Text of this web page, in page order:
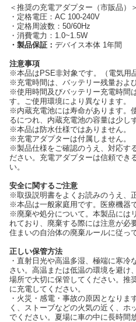
＜推奨の充電アダプター（市販品）＞
・定格電圧：AC 100-240V
・定格周波数：50/60Hz
・消費電力：1.0~1.5W
・製品保証： デバイス本体 1年間
注意事項
※本品はPSE非対象です。（電気用
※充電時間は、バッテリー残量およ
※使用時間及びバッテリー充電時間
す。ご使用環境により異なります。
※内蔵充電池には寿命があります。
るにつれ、内蔵充電池の容量は少し
※本品は防水仕様ではありません。
※充電アダプターは付属しません。
※製品仕様をご確認のうえ、対応す
ださい。充電アダプターは信頼でき
い。
安全に関するご注意
※取扱説明書をよくお読みのうえ、
※本品は一般家庭用です。医療機器
※廃棄や処分について。本製品には
れており、廃棄する際には注意が必
住まいの自治体の廃棄ルールに従っ
正しい保管方法
・直射日光や高温多湿、極端に寒
さい。高温または低温の環境を避け
場所で大切に保管してください。
に充電してください。
・火災・感電・事故の原因となり
く、ストーブなどの火気の近く、ホ
でください。夏場に車の中に長時間